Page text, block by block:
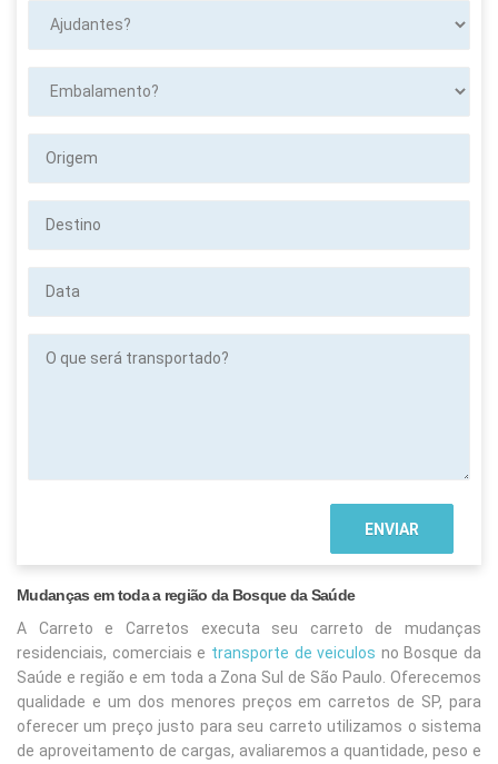
que
Mudanças em toda a região da Bosque da Saúde
A Carreto e Carretos executa seu carreto de mudanças
residenciais, comerciais e transporte de veiculos no Bosque da
Saúde e região e em toda a Zona Sul de São Paulo. Oferecemos
qualidade e um dos menores preços em carretos de SP, para
oferecer um preço justo para seu carreto utilizamos o sistema
de aproveitamento de cargas, avaliaremos a quantidade, peso e